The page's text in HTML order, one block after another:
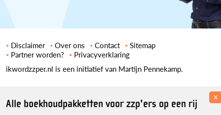
Disclaimer Over ons Contact
Sitemap
Partner worden?
Privacyverklaring
ikwordzzper.nl is een initiatief van Martijn Pennekamp.
Alle boekhoudpakketten voor zzp'ers op een rij
x